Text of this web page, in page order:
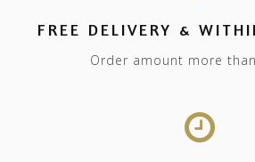
FREE DELIVERY &
Order amount more